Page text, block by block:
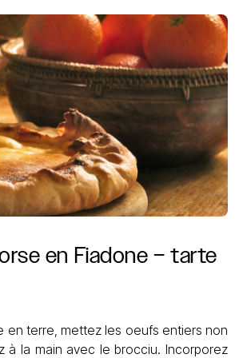
en Fiadone – tarte
en terre, mettez les oeufs entiers non
à la main avec le brocciu. Incorporez